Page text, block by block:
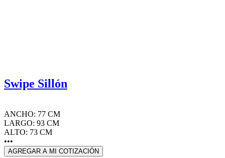
Swipe Sillón
ANCHO: 77 CM
LARGO: 93 CM
ALTO: 73 CM
•••
AGREGAR A MI COTIZACIÓN